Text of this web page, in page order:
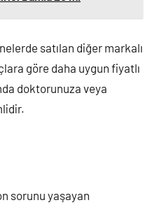
satılan diğer markalı
göre daha uygun fiyatlı
doktorunuza veya
sorunu yaşayan